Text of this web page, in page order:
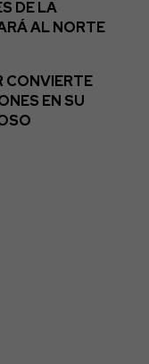
DE LA
AL NORTE
CONVIERTE
EN SU